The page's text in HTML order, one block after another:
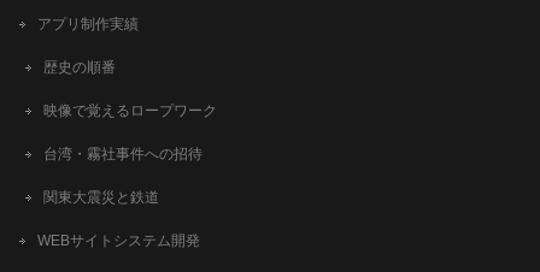
アプリ制作実績
歴史の順番
映像で覚えるロープワーク
台湾・霧社事件への招待
関東大震災と鉄道
WEBサイトシステム開発